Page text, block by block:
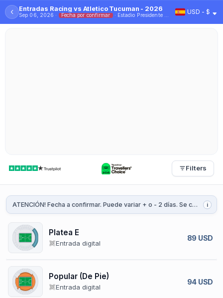
‹ Entradas Racing vs Atletico Tucuman - 2026
Sep 06, 2026 · Fecha por confirmar · Estadio Presidente Perón (El Cilindro) USD - $
Filters
ATENCIÓN! Fecha a confirmar. Puede variar + o - 2 días. Se confirmará 1 o 2 semanas antes del partido. i
Platea E
Entrada digital
89 USD
Popular (De Pie)
Entrada digital
94 USD